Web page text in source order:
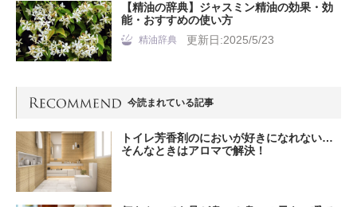
【精油の辞典】ジャスミン精油の効果・効
能・おすすめの使い方
精油辞典 更新日:2025/5/23
今読まれている記事
トイレ芳香剤のにおいが好きになれない…
そんなときはアロマで解決！